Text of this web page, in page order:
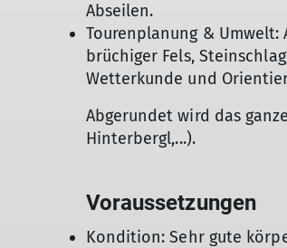
Abseilen.
Tourenplanung & Umwelt:
brüchiger Fels,
Wetterkunde und
Abgerundet wird das
Hinterbergl,...).
Voraussetzungen
Kondition: Sehr gute